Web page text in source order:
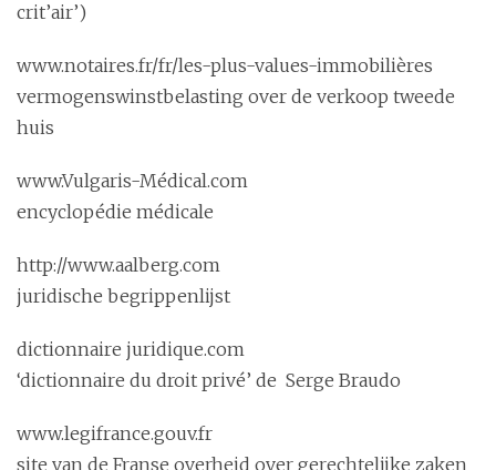
crit’air’)
www.notaires.fr/fr/les-plus-values-immobilières
vermogenswinstbelasting over de verkoop tweede
huis
www.Vulgaris-Médical.com
encyclopédie médicale
http://www.aalberg.com
juridische begrippenlijst
dictionnaire juridique.com
‘dictionnaire du droit privé’ de Serge Braudo
www.legifrance.gouv.fr
site van de Franse overheid over gerechtelijke zaken